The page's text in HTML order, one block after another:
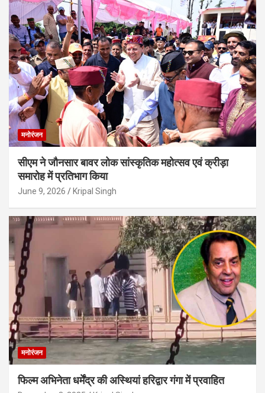
मनोरंजन
सीएम ने जौनसार बावर लोक सांस्कृतिक महोत्सव एवं क्रीड़ा
समारोह में प्रतिभाग किया
June 9, 2026 Kripal Singh
मनोरंजन
फिल्म अभिनेता धर्मेंद्र की अस्थियां हरिद्वार गंगा में प्रवाहित